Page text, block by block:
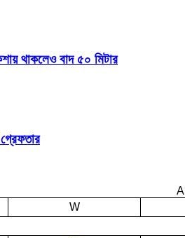
থাকলেও বাদ ৫০ মিটার
গ্রেফতার
W